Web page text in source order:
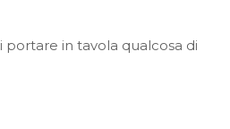
portare in tavola qualcosa di